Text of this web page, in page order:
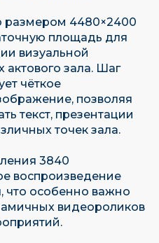
размером 4480×2400
площадь для
визуальной
зала. Шаг
чёткое
позволяя
текст, презентации
точек зала.
3840
воспроизведение
что особенно важно
видеороликов